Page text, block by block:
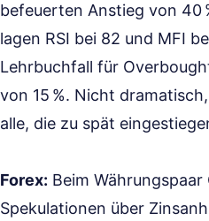
befeuerten Anstieg von 40
lagen RSI bei 82 und MFI
Lehrbuchfall für
von 15 %. Nicht
alle, die zu spät
Forex: Beim Währungspaar
Spekulationen über